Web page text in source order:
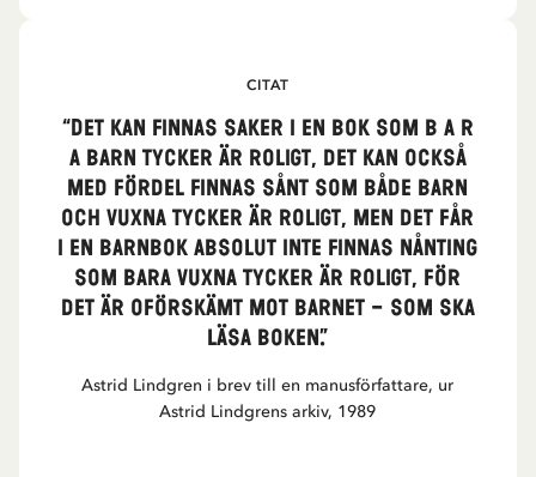
CITAT
“Det kan finnas saker i en bok som b a r
a barn tycker är roligt, det kan också
med fördel finnas sånt som både barn
och vuxna tycker är roligt, men det får
i en barnbok absolut inte finnas nånting
som bara vuxna tycker är roligt, för
det är oförskämt mot barnet – som ska
läsa boken.”
Astrid Lindgren i brev till en manusförfattare, ur
Astrid Lindgrens arkiv, 1989